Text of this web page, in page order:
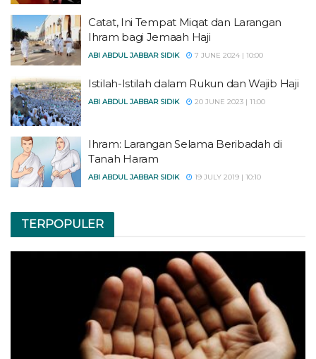
Catat, Ini Tempat Miqat dan Larangan
Ihram bagi Jemaah Haji
ABI ABDUL JABBAR SIDIK 7 JUNE 2024 | 10:00
Istilah-Istilah dalam Rukun dan Wajib Haji
ABI ABDUL JABBAR SIDIK 20 JUNE 2023 | 11:00
Ihram: Larangan Selama Beribadah di
Tanah Haram
ABI ABDUL JABBAR SIDIK 19 JULY 2019 | 10:10
TERPOPULER